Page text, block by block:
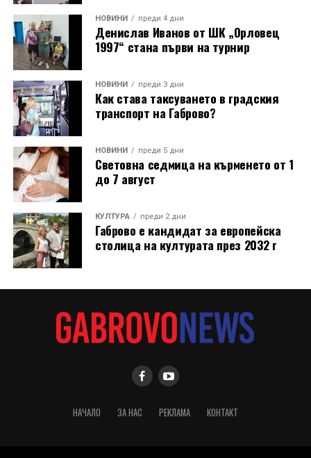
НОВИНИ преди 4 дни
Денислав Иванов от ШК „Орловец
1997“ стана първи на турнир
НОВИНИ преди 3 дни
Как става таксуването в градския
транспорт на Габрово?
НОВИНИ преди 5 дни
Световна седмица на кърменето от 1
до 7 август
КУЛТУРА преди 2 дни
Габрово е кандидат за европейска
столица на културата през 2032 г
НАЧАЛО ЗА НАС РЕКЛАМА КОНТАКТ